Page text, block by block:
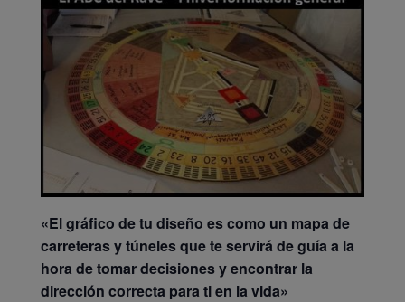
«El gráfico de tu diseño es como un mapa de
carreteras y túneles que te servirá de guía a la
hora de tomar decisiones y encontrar la
dirección correcta para ti en la vida»